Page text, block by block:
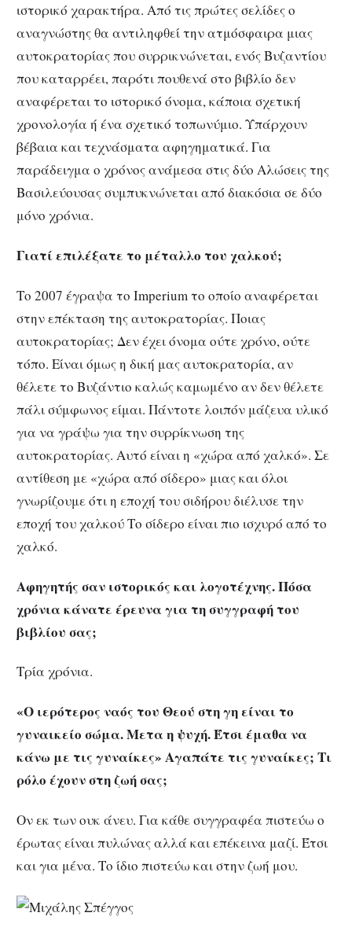
ιστορικό χαρακτήρα. Από τις πρώτες σελίδες ο
αναγνώστης θα αντιληφθεί την ατμόσφαιρα μιας
αυτοκρατορίας που συρρικνώνεται, ενός Βυζαντίου
που καταρρέει, παρότι πουθενά στο βιβλίο δεν
αναφέρεται το ιστορικό όνομα, κάποια σχετική
χρονολογία ή ένα σχετικό τοπωνύμιο. Υπάρχουν
βέβαια και τεχνάσματα αφηγηματικά. Για
παράδειγμα ο χρόνος ανάμεσα στις δύο Αλώσεις της
Βασιλεύουσας συμπυκνώνεται από διακόσια σε δύο
μόνο χρόνια.
Γιατί επιλέξατε το μέταλλο του χαλκού;
Το 2007 έγραψα το Imperium το οποίο αναφέρεται
στην επέκταση της αυτοκρατορίας. Ποιας
αυτοκρατορίας; Δεν έχει όνομα ούτε χρόνο, ούτε
τόπο. Είναι όμως η δική μας αυτοκρατορία, αν
θέλετε το Βυζάντιο καλώς καμωμένο αν δεν θέλετε
πάλι σύμφωνος είμαι. Πάντοτε λοιπόν μάζευα υλικό
για να γράψω για την συρρίκνωση της
αυτοκρατορίας. Αυτό είναι η «χώρα από χαλκό». Σε
αντίθεση με «χώρα από σίδερο» μιας και όλοι
γνωρίζουμε ότι η εποχή του σιδήρου διέλυσε την
εποχή του χαλκού Το σίδερο είναι πιο ισχυρό από το
χαλκό.
Αφηγητής σαν ιστορικός και λογοτέχνης. Πόσα
χρόνια κάνατε έρευνα για τη συγγραφή του
βιβλίου σας;
Τρία χρόνια.
«Ο ιερότερος ναός του Θεού στη γη είναι το
γυναικείο σώμα. Μετα η ψυχή. Έτσι έμαθα να
κάνω με τις γυναίκες» Αγαπάτε τις γυναίκες; Τι
ρόλο έχουν στη ζωή σας;
Ον εκ των ουκ άνευ. Για κάθε συγγραφέα πιστεύω ο
έρωτας είναι πυλώνας αλλά και επέκεινα μαζί. Έτσι
και για μένα. Το ίδιο πιστεύω και στην ζωή μου.